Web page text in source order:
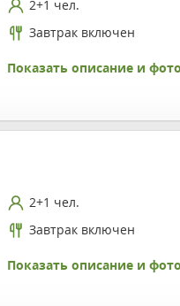
2+1 чел.
Завтрак включен
Показать описание и фото
2+1 чел.
Завтрак включен
Показать описание и фото